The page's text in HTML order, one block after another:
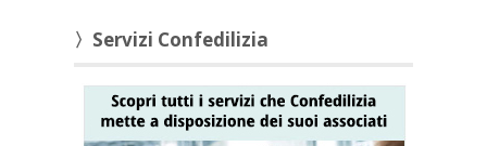
〉Servizi Confedilizia